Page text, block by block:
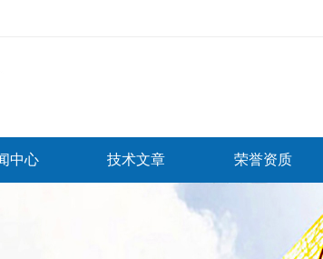
中心 技术文章 荣誉资质